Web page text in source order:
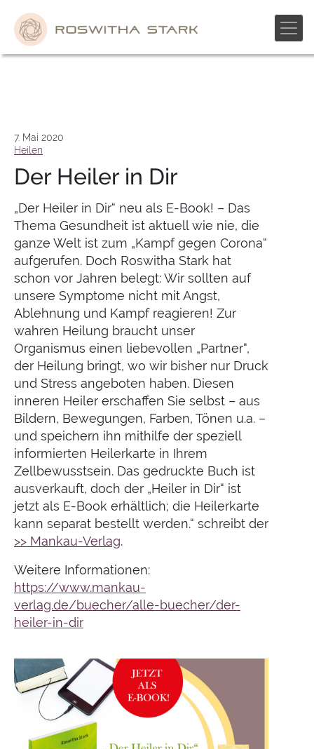
content
7. Mai 2020
Heilen
Der Heiler in Dir
„Der Heiler in Dir“ neu als E-Book! – Das
Thema Gesundheit ist aktuell wie nie, die
ganze Welt ist zum „Kampf gegen Corona“
aufgerufen. Doch Roswitha Stark hat
schon vor Jahren belegt: Wir sollten auf
unsere Symptome nicht mit Angst,
Ablehnung und Kampf reagieren! Zur
wahren Heilung braucht unser
Organismus einen liebevollen „Partner“,
der Heilung bringt, wo wir bisher nur Druck
und Stress angeboten haben. Diesen
inneren Heiler erschaffen Sie selbst – aus
Bildern, Bewegungen, Farben, Tönen u.a. –
und speichern ihn mithilfe der speziell
informierten Heilerkarte in Ihrem
Zellbewusstsein. Das gedruckte Buch ist
ausverkauft, doch der „Heiler in Dir“ ist
jetzt als E-Book erhältlich; die Heilerkarte
kann separat bestellt werden.“ schreibt der
>> Mankau-Verlag.
Weitere Informationen:
https://www.mankau-
verlag.de/buecher/alle-buecher/der-
heiler-in-dir